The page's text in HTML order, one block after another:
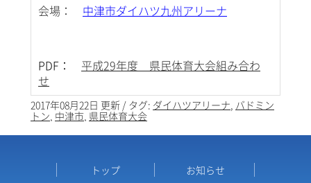
会場： 中津市ダイハツ九州アリーナ
PDF：
平成29年度 県民体育大会組み合わ
せ
2017年08月22日 更新 / タグ: ダイハツアリーナ, バドミン
トン, 中津市, 県民体育大会
トップ
お知らせ